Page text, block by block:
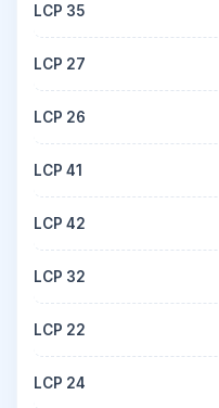
LCP 35
LCP 27
LCP 26
LCP 41
LCP 42
LCP 32
LCP 22
LCP 24